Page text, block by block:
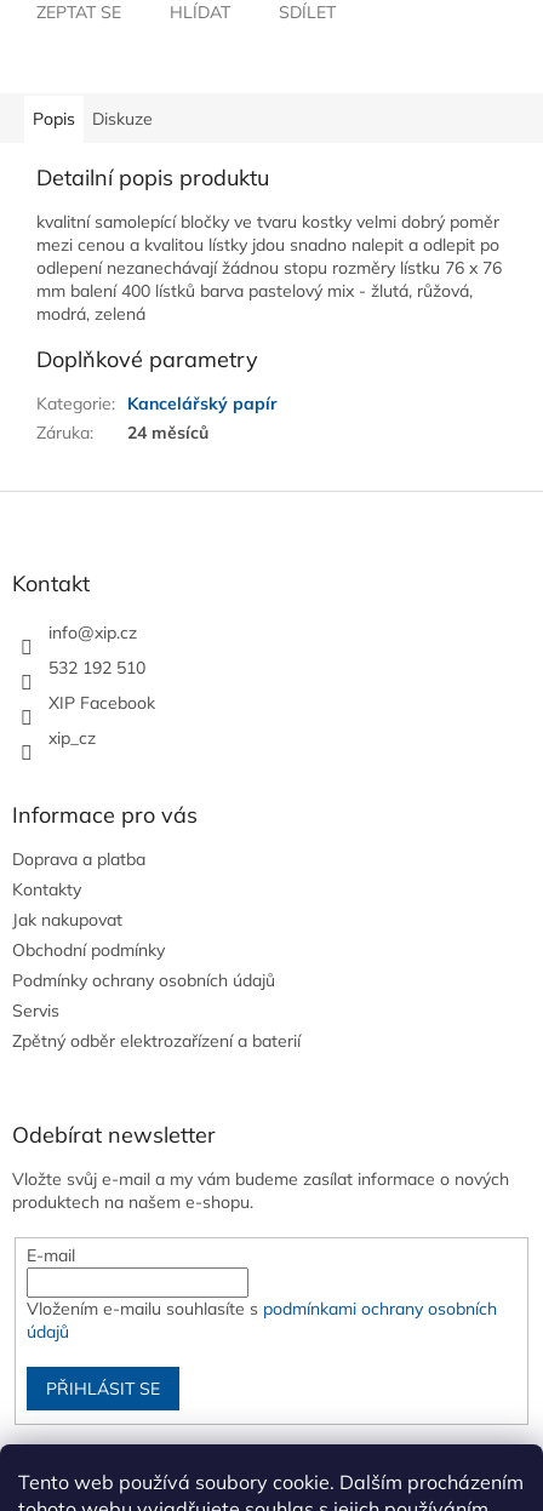
Tento web používá soubory cookie. Dalším procházením
ZEPTAT SE HLÍDAT SDÍLET
Popis Diskuze
Detailní popis produktu
kvalitní samolepící bločky ve tvaru kostky velmi dobrý poměr
mezi cenou a kvalitou lístky jdou snadno nalepit a odlepit po
odlepení nezanechávají žádnou stopu rozměry lístku 76 x 76
mm balení 400 lístků barva pastelový mix - žlutá, růžová,
modrá, zelená
Doplňkové parametry
Kategorie:
Kancelářský papír
Záruka: 24 měsíců
Kontakt
info@xip.cz
532 192 510
XIP Facebook
xip_cz
Informace pro vás
Doprava a platba
Kontakty
Jak nakupovat
Obchodní podmínky
Podmínky ochrany osobních údajů
Servis
Zpětný odběr elektrozařízení a baterií
Odebírat newsletter
Vložte svůj e-mail a my vám budeme zasílat informace o nových
produktech na našem e-shopu.
E-mail
Vložením e-mailu souhlasíte s podmínkami ochrany osobních
údajů
PŘIHLÁSIT SE